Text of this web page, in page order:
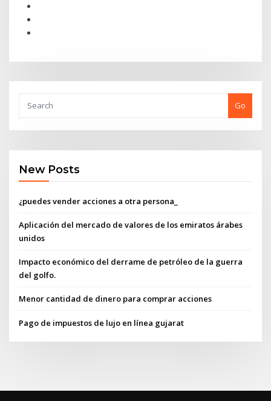
Go
New Posts
¿puedes vender acciones a otra persona_
Aplicación del mercado de valores de los emiratos árabes
unidos
Impacto económico del derrame de petróleo de la guerra
del golfo.
Menor cantidad de dinero para comprar acciones
Pago de impuestos de lujo en línea gujarat